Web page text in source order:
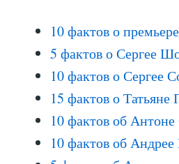
10 фактов о
5 фактов о Сергее
10 фактов о Сергее
15 фактов о Татьяне
10 фактов об
10 фактов об Андрее